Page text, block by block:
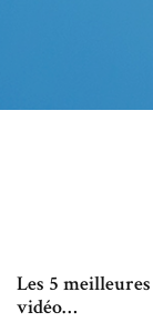
Les 5 meilleures
vidéo…